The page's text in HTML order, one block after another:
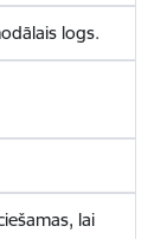
logs.
lai